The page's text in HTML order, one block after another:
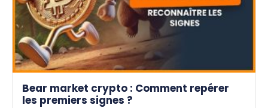
Bear market crypto : Comment repérer
les premiers signes ?